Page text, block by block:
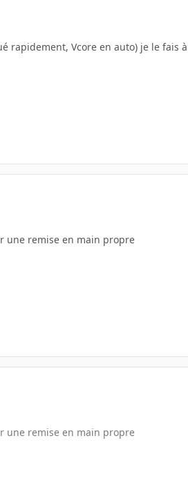
rapidement, Vcore en auto) je le
une remise en main propre
une remise en main propre